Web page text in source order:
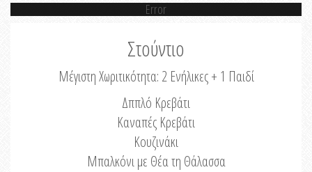
Error
Στούντιο
Μέγιστη Χωριτικότητα: 2 Ενήλικες + 1 Παιδί
Δππλό Κρεβάτι
Καναπές Κρεβάτι
Κουζινάκι
Μπαλκόνι με Θέα τη Θάλασσα